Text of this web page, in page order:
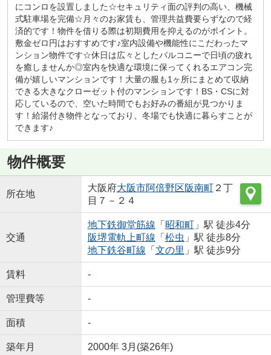
にコンロを設置しました☆セキュリティ面の評判の高い、機械
式駐車場を完備☆月々のお家賃も、管理共益費要らずなので経
済的です！物件を借りる際は初期費用を抑えるのがポイント。
敷金ゼロ円はおすすめです♪室内設備や機能性にこだわったマ
ンション物件です☆休日は広々としたバルコニーで日頃の疲れ
を癒しませんか◎室内を快適な環境に保ってくれるエアコン完
備が嬉しいマンションです！大量の服も1ヶ所にまとめて収納
できる大きなクローゼット付のマンションです！BS・CSに対
応しているので、空いた時間でもお好みの番組が見つかりま
す！給湯付き物件となっており、冬場でも快適に暮らすことが
できます♪
物件概要
所在地
大阪府大阪市阿倍野区阪南町２丁
目７－２４
交通
地下鉄御堂筋線 「 昭和町」駅 徒歩4分
阪堺電軌上町線 「 松虫 」駅 徒歩8分
地下鉄谷町線 「 文の里 」駅 徒歩9分
賃料 -
管理費等 -
面積 -
築年月 2000年 3月(築26年)